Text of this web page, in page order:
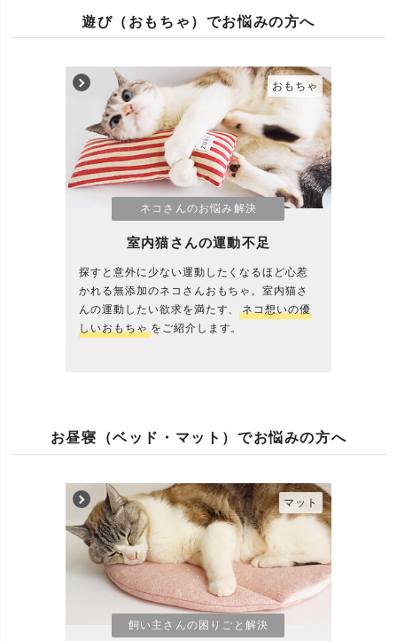
遊び（おもちゃ）でお悩みの方へ
ネコさんのお悩み解決
室内猫さんの運動不足
探すと意外に少ない運動したくなるほど心惹
かれる無添加のネコさんおもちゃ。室内猫さ
んの運動したい欲求を満たす、
ネコ想いの優
しいおもちゃ をご紹介します。
おもちゃ
お昼寝（ベッド・マット）でお悩みの方へ
飼い主さんの困りごと解決
マット